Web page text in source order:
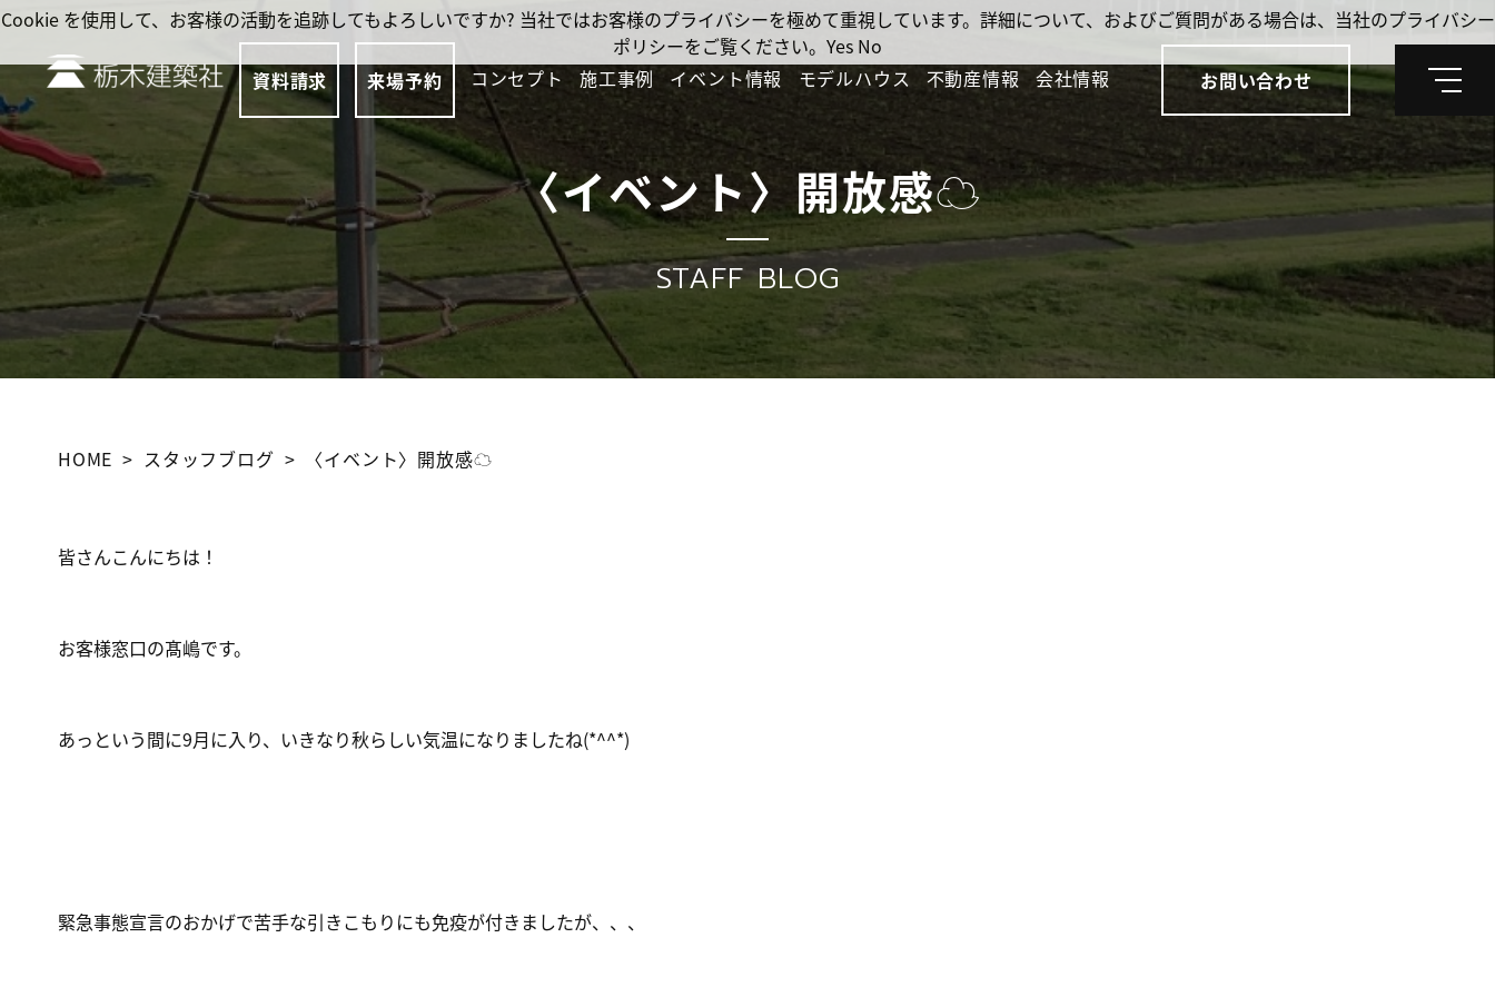
資料請求 来場予約 コンセプト 施工事例 イベント情報 モデルハウス 不動産情報 会社情報 お問い合わせ
メ
ュ
ー
〈イベント〉開放感☁
STAFF BLOG
HOME スタッフブログ 〈イベント〉開放感☁
皆さんこんにちは！
お客様窓口の髙嶋です。
あっという間に9月に入り、いきなり秋らしい気温になりましたね(*^^*)
緊急事態宣言のおかげで苦手な引きこもりにも免疫が付きましたが、、、
Cookie を使用して、お客様の活動を追跡してもよろしいですか? 当社ではお客様のプライバシーを極めて重視しています。詳細について、およびご質問がある場合は、当社のプライバシー
ポリシーをご覧ください。 Yes No